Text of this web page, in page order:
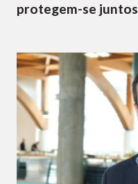
protegem-se juntos